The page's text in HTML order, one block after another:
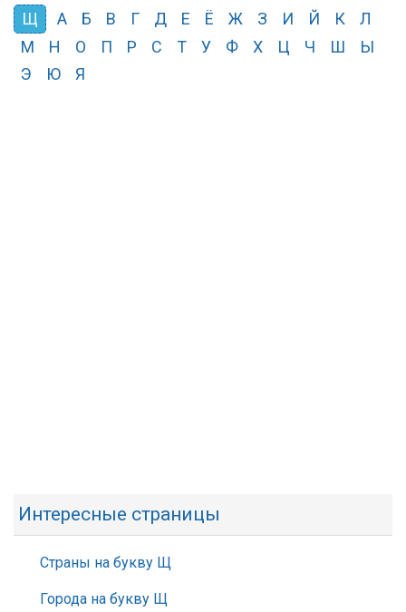
Щ А Б В Г Д Е Ё Ж З И Й К
Л
М
Н О П Р С Т У Ф Х Ц Ч Ш
Ы
Э
Ю Я
Интересные страницы
Страны на букву Щ
Города на букву Щ